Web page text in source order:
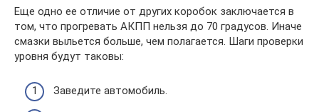
Еще одно ее отличие от других коробок заключается в
том, что прогревать АКПП нельзя до 70 градусов. Иначе
смазки выльется больше, чем полагается. Шаги проверки
уровня будут таковы:
Заведите автомобиль.